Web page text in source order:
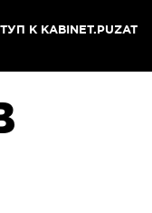
К KABINET.PUZAT